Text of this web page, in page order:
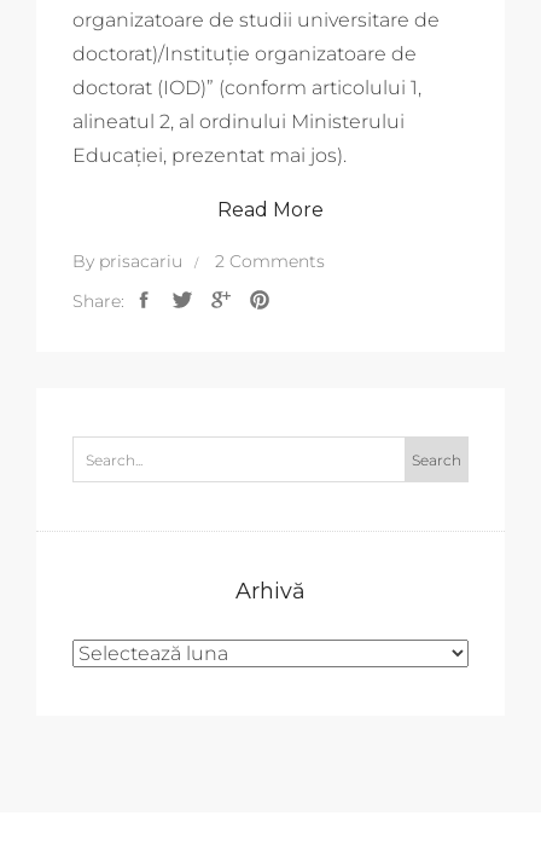
organizatoare de studii universitare de
doctorat)/Instituție organizatoare de
doctorat (IOD)” (conform articolului 1,
alineatul 2, al ordinului Ministerului
Educației, prezentat mai jos).
Read More
By prisacariu
2 Comments
Share:
Arhivă
Arhivă